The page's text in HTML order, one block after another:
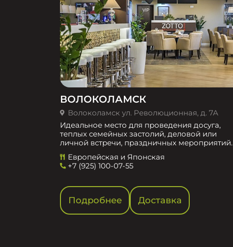
ВОЛОКОЛАМСК
Волоколамск ул. Революционная, д. 7А
Идеальное место для проведения досуга,
теплых семейных застолий, деловой или
личной встречи, праздничных мероприятий.
Европейская и Японская
+7 (925) 100-07-55
Подробнее Доставка